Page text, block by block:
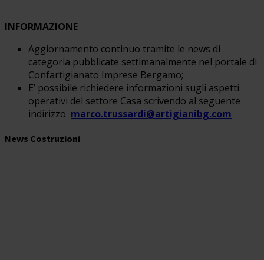
INFORMAZIONE
Aggiornamento continuo tramite le news di
categoria pubblicate settimanalmente nel portale di
Confartigianato Imprese Bergamo;
E’ possibile richiedere informazioni sugli aspetti
operativi del settore Casa scrivendo al seguente
indirizzo marco.trussardi@artigianibg.com
News Costruzioni